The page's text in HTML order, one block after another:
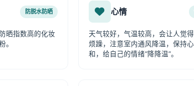
防脱水防晒
晒指数高的化妆
。
心情
天气较好，气温较高，会让人觉
烦躁，注意室内通风降温，保持
和，给自己的情绪“降降温”。